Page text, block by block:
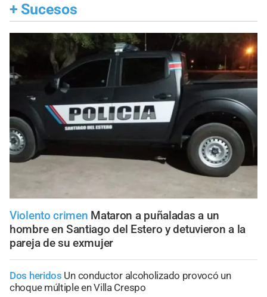
+ Sucesos
Violento crimen Mataron a puñaladas a un
hombre en Santiago del Estero y detuvieron a la
pareja de su exmujer
Dos heridos Un conductor alcoholizado provocó un
choque múltiple en Villa Crespo